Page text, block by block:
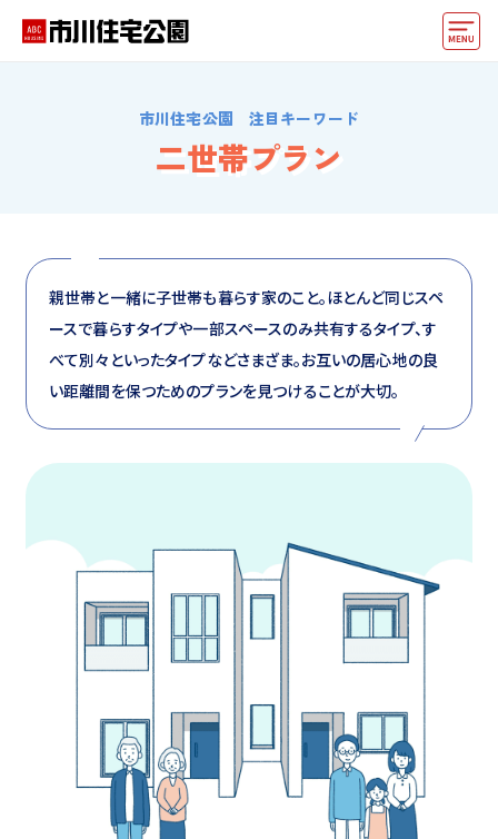
住宅会社・ハウスメーカー
アクセス
好みからモデルハウスを探す
他の展示場 ABCハウジングトップ
市川住宅公園 注目キーワード
二世帯プラン
親世帯と一緒に子世帯も暮らす家のこと。ほとんど同じスペ
ースで暮らすタイプや一部スペースのみ共有するタイプ、す
べて別々といったタイプなどさまざま。お互いの居心地の良
い距離間を保つためのプランを見つけることが大切。